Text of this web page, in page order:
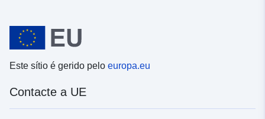
Este sítio é gerido pelo europa.eu
Contacte a UE